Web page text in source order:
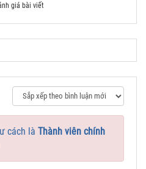
giá bài viết
cách là Thành viên chính